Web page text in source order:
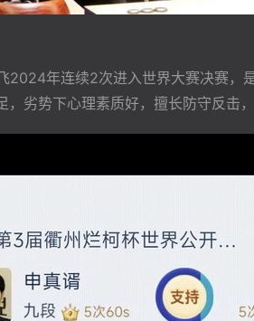
年连续2次进入世界大赛决赛，
劣势下心理素质好，擅长防守反击